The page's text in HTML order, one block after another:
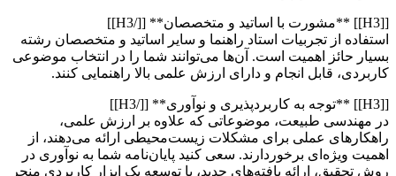
[[H3]] **مشورت با اساتید و متخصصان** [[/H3]]
استفاده از تجربیات استاد راهنما و سایر اساتید و متخصصان رشته
بسیار حائز اهمیت است. آن‌ها می‌توانند شما را در انتخاب موضوعی
کاربردی، قابل انجام و دارای ارزش علمی بالا راهنمایی کنند.
[[H3]] **توجه به کاربردپذیری و نوآوری** [[/H3]]
در مهندسی طبیعت، موضوعاتی که علاوه بر ارزش علمی،
راهکارهای عملی برای مشکلات زیست‌محیطی ارائه می‌دهند، از
اهمیت ویژه‌ای برخوردارند. سعی کنید پایان‌نامه شما به نوآوری در
روش تحقیق، ارائه یافته‌های جدید، یا توسعه یک ابزار کاربردی منجر